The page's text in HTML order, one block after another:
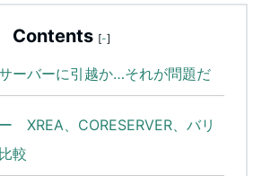
Contents [-]
ーバーに引越か…それが問題だ
XREA、CORESERVER、バリ
較